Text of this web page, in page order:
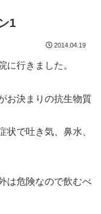
1
2014.04.19
に行きました。
お決まりの抗生物質
状で吐き気、鼻水、
は危険なので飲むべ